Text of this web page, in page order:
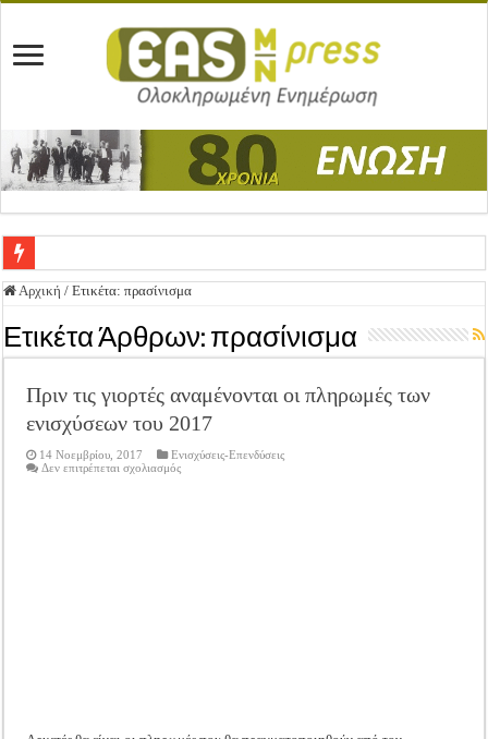
Ένωση Μεσολογγίου: Συγχαρητήρια Επιστολή προς Δήμο Μεσολογγίου
Καλή Ανάσταση & Καλό Πάσχα!
ΕΝΩΣΗ ΜΕΣΟΛΟΓΓΙΟΥ: ΕΚΛΟΓΙΚΗ ΓΕΝΙΚΗ ΣΥΝΕΛΕΥΣΗ
Δημοσιεύτηκε η Προδημοσίευση της Πρόσκλησης Σχεδίων Βελτίωσης
Ανακοίνωση: Επιστροφή ΦΠΑ
Καλά Χριστούγεννα! Καλή Χρονιά!
Αρχική / Ετικέτα:πρασίνισμα
Ετικέτα Άρθρων: πρασίνισμα
Πριν τις γιορτές αναμένονται οι πληρωμές των
ενισχύσεων του 2017
14 Νοεμβρίου, 2017
Ενισχύσεις-Επενδύσεις
Δεν επιτρέπεται σχολιασμόςστο